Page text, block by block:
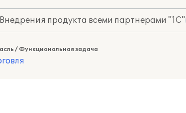
Внедрения продукта всеми партнерами "1С"
/ Функциональная задача